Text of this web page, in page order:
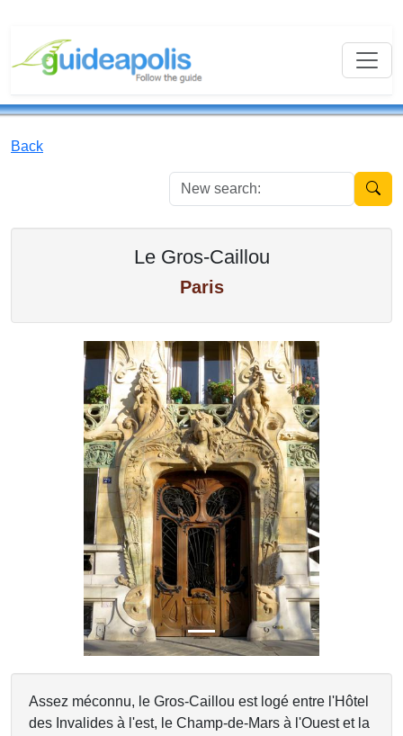
Back
New
Le Gros-Caillou
Paris
Assez méconnu, le Gros-Caillou est logé entre l'Hôtel
des Invalides à l'est, le Champ-de-Mars à l'Ouest et la